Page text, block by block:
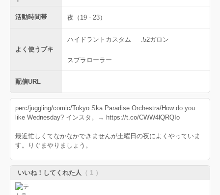
活動時間帯 夜（19 - 23）
よく使うブキ
ハイドラントカスタム .52ガロン
スプラローラー
配信URL
perc/juggling/comic/Tokyo Ska Paradise Orchestra/How do you
like Wednesday? インスタ。→ https://t.co/CWW4lQRQIo
最近忙しくてなかなかできませんが土曜日の夜によくやっていま
す。りぐまやりましょう。
いいね！してくれた人 （ 1 ）